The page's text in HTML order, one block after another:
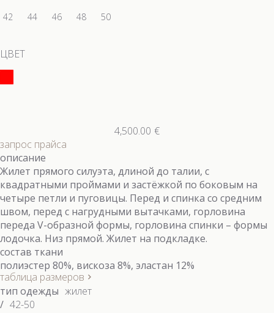
42 44 46 48 50
ЦВЕТ
€
4,500.00
запрос прайса
описание
Жилет прямого силуэта, длиной до талии, с
квадратными проймами и застёжкой по боковым на
четыре петли и пуговицы. Перед и спинка со средним
швом, перед с нагрудными вытачками, горловина
переда V-образной формы, горловина спинки – формы
лодочка. Низ прямой. Жилет на подкладке.
состав ткани
полиэстер 80%, вискоза 8%, эластан 12%
таблица размеров
тип одежды жилет
/ 42-50